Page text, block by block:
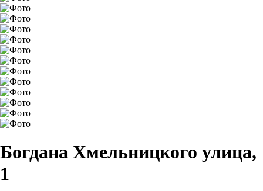
Богдана Хмельницкого улица,
1